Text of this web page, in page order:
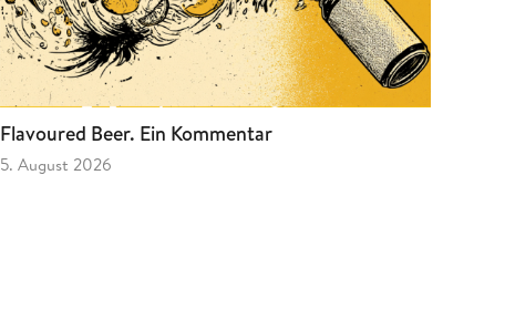
Flavoured Beer. Ein Kommentar
5. August 2026